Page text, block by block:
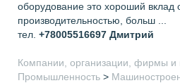
оборудование это хороший вклад
производительностью, больш ...
тел. +78005516697 Дмитрий
Компании, организации, фирмы и
Промышленность >